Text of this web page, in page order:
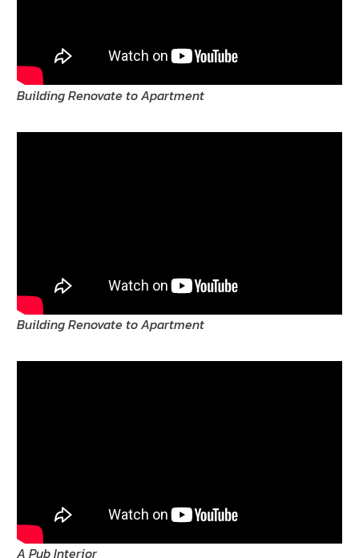
Building Renovate to Apartment
Building Renovate to Apartment
A Pub Interior